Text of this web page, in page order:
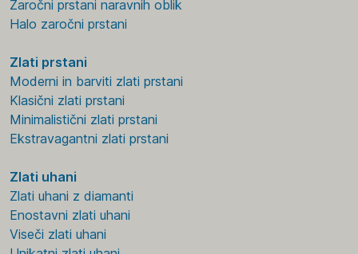
Zaročni prstani naravnih oblik
Halo zaročni prstani
Zlati prstani
Moderni in barviti zlati prstani
Klasični zlati prstani
Minimalistični zlati prstani
Ekstravagantni zlati prstani
Zlati uhani
Zlati uhani z diamanti
Enostavni zlati uhani
Viseči zlati uhani